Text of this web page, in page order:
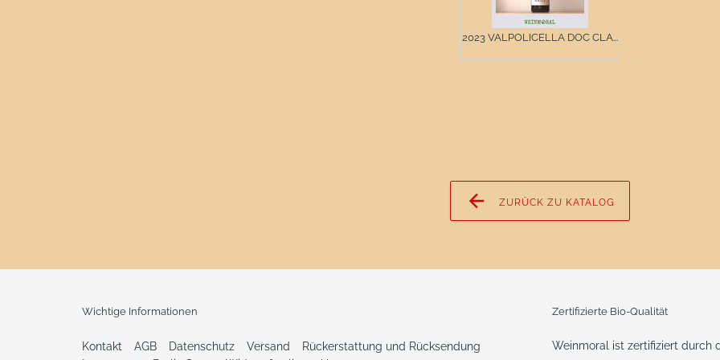
2023 VALPOLICELLA DOC CLA...
ZURÜCK ZU KATALOG
Wichtige Informationen
Kontakt AGB Datenschutz Versand
Rückerstattung und Rücksendung
Zertifizierte Bio-Qualität
Weinmoral ist zertifiziert durch